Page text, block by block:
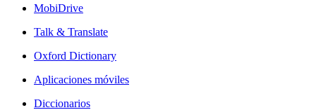
MobiDrive
Talk & Translate
Oxford Dictionary
Aplicaciones móviles
Diccionarios